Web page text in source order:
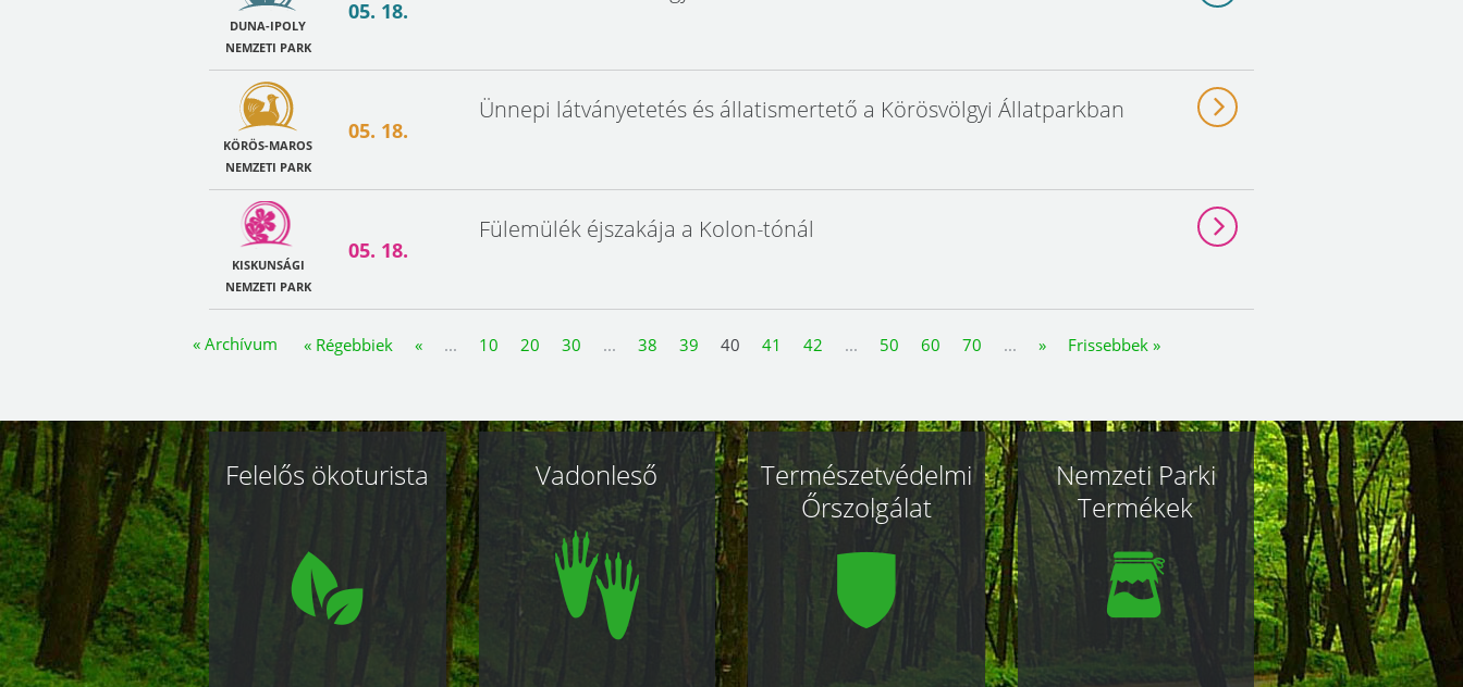
DUNA-IPOLY
NEMZETI PARK
05. 18.
KÖRÖS-MAROS
NEMZETI PARK
05. 18.
Ünnepi látványetetés és állatismertető a Körösvölgyi Állatparkban
KISKUNSÁGI
NEMZETI PARK
05. 18.
Fülemülék éjszakája a Kolon-tónál
« Archívum « Régebbiek « ... 10 20 30 ... 38 39 40 41 42 ... 50 60 70 ... » Frissebbek »
Kapcsolódó
oldalak
Felelős ökoturista Vadonleső
Természetvédelmi
Őrszolgálat
Nemzeti Parki
Termékek